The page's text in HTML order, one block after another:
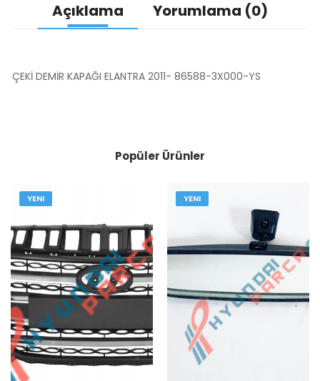
Açıklama Yorumlama (0)
ÇEKİ DEMİR KAPAĞI ELANTRA 2011- 86588-3X000-YS
Popüler Ürünler
YENI YENI